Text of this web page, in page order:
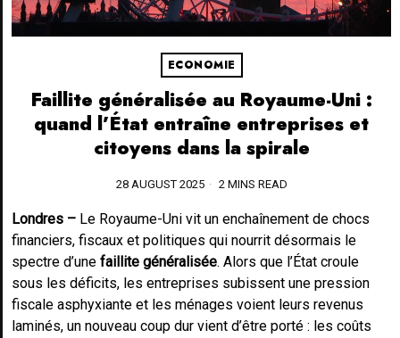
ECONOMIE
Faillite généralisée au Royaume-Uni :
quand l’État entraîne entreprises et
citoyens dans la spirale
28 AUGUST 2025 2 MINS READ
Londres – Le Royaume-Uni vit un enchaînement de chocs
financiers, fiscaux et politiques qui nourrit désormais le
spectre d’une faillite généralisée. Alors que l’État croule
sous les déficits, les entreprises subissent une pression
fiscale asphyxiante et les ménages voient leurs revenus
laminés, un nouveau coup dur vient d’être porté : les coûts